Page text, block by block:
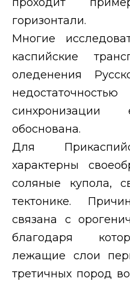
горизонтали.
Многие
каспийские
оледенения
синхронизации
обоснована.
Для
характерны
соляные купола,
тектонике.
связана с
благодаря
лежащие слои
третичных пород